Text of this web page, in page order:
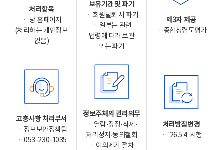
처리항목
ㆍ 당 홈페이지
(처리하는 개인정보
없음)
보유기간 및 파기
ㆍ 회원탈퇴 시 파기
ㆍ 일부는 관련
법령에 따라 보관
또는 파기
제3자 제공
ㆍ 종합청렴도평가
고충사항 처리부서
ㆍ 정보보안정책팀
ㆍ 053-230-1035
정보주체의 권리의무
ㆍ 열람·정정·삭제·
처리정지·동의철회
ㆍ이의제기 절차
처리방침변경
ㆍ '26.5.4. 시행